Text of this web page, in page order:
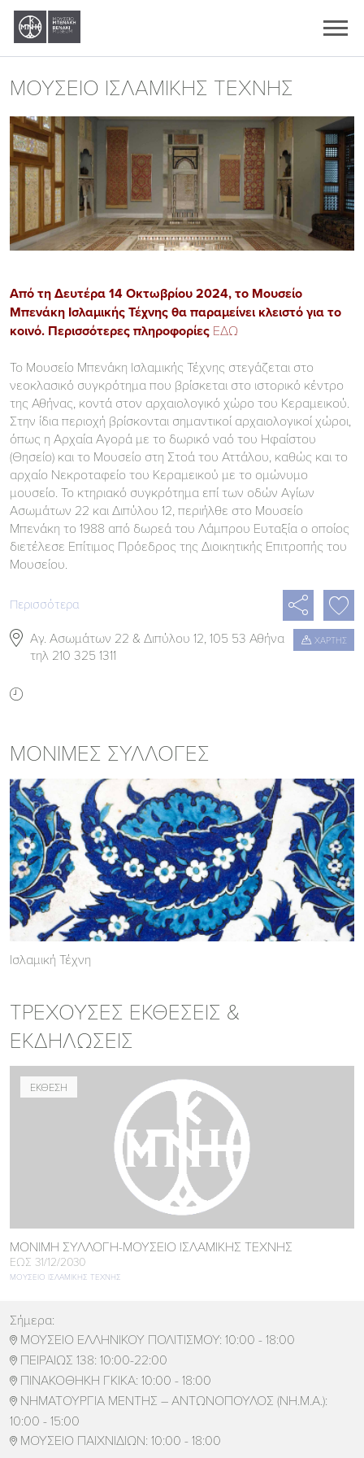
ΜΟΥΣΕΙΟ ΙΣΛΑΜΙΚΗΣ ΤΕΧΝΗΣ
Από τη Δευτέρα 14 Οκτωβρίου 2024, το Μουσείο
Μπενάκη Ισλαμικής Τέχνης θα παραμείνει κλειστό για το
κοινό. Περισσότερες πληροφορίες ΕΔΩ
Το Μουσείο Μπενάκη Ισλαμικής Τέχνης στεγάζεται στο
νεοκλασικό συγκρότημα που βρίσκεται στο ιστορικό κέντρο
της Αθήνας, κοντά στον αρχαιολογικό χώρο του Κεραμεικού.
Στην ίδια περιοχή βρίσκονται σημαντικοί αρχαιολογικοί χώροι,
όπως η Αρχαία Αγορά με το δωρικό ναό του Ηφαίστου
(Θησείο) και το Μουσείο στη Στοά του Αττάλου, καθώς και το
αρχαίο Νεκροταφείο του Κεραμεικού με το ομώνυμο
μουσείο. Το κτηριακό συγκρότημα επί των οδών Αγίων
Ασωμάτων 22 και Διπύλου 12, περιήλθε στο Μουσείο
Μπενάκη το 1988 από δωρεά του Λάμπρου Ευταξία ο οποίος
διετέλεσε Επίτιμος Πρόεδρος της Διοικητικής Επιτροπής του
Μουσείου.
Περισσότερα 
 Αγ. Ασωμάτων 22 & Διπύλου 12, 105 53 Αθήνα
τηλ 210 325 1311
 ΧΑΡΤΗΣ

ΜΟΝΙΜΕΣ ΣΥΛΛΟΓΕΣ
Ισλαμική Τέχνη
ΤΡΕΧΟΥΣΕΣ ΕΚΘΕΣΕΙΣ &
ΕΚΔΗΛΩΣΕΙΣ
ΕΚΘΕΣΗ
ΜΟΝΙΜΗ ΣΥΛΛΟΓΗ-ΜΟΥΣΕΙΟ ΙΣΛΑΜΙΚΗΣ ΤΕΧΝΗΣ
ΕΩΣ 31/12/2030
ΜΟΥΣΕΙΟ ΙΣΛΑΜΙΚΗΣ ΤΕΧΝΗΣ
Σήμερα:
 ΜΟΥΣΕΙΟ ΕΛΛΗΝΙΚΟΥ ΠΟΛΙΤΙΣΜΟΥ: 10:00 - 18:00
 ΠΕΙΡΑΙΩΣ 138: 10:00-22:00
 ΠΙΝΑΚΟΘΗΚΗ ΓΚΙΚΑ: 10:00 - 18:00
 ΝΗΜΑΤΟΥΡΓΙΑ ΜΕΝΤΗΣ – ΑΝΤΩΝΟΠΟΥΛΟΣ (ΝΗ.Μ.Α.):
10:00 - 15:00
 ΜΟΥΣΕΙΟ ΠΑΙΧΝΙΔΙΩΝ: 10:00 - 18:00